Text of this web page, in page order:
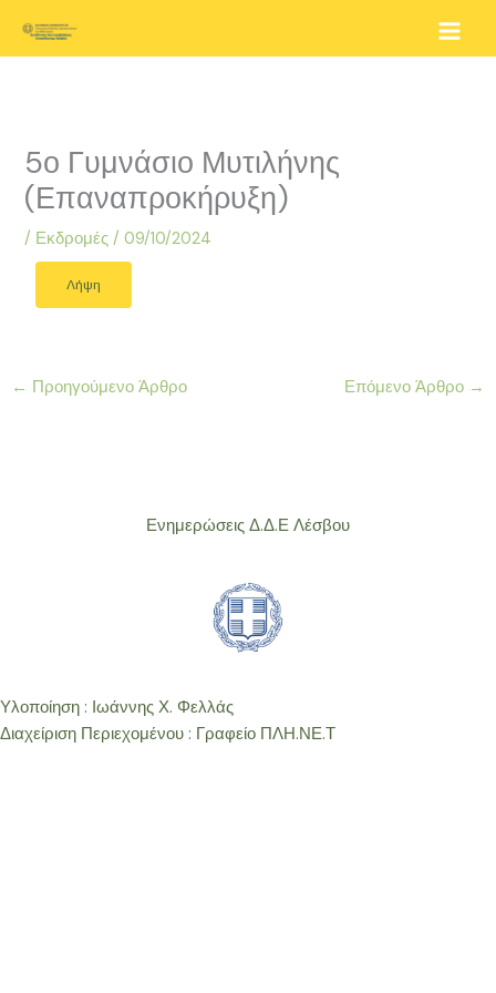
στο
5ο Γυμνάσιο Μυτιλήνης
(Επαναπροκήρυξη)
/ Εκδρομές /09/10/2024
Λήψη
← Προηγούμενο Άρθρο Επόμενο Άρθρο →
Ενημερώσεις Δ.Δ.Ε Λέσβου
Υλοποίηση : Ιωάννης Χ. Φελλάς
Διαχείριση Περιεχομένου : Γραφείο ΠΛΗ.ΝΕ.Τ